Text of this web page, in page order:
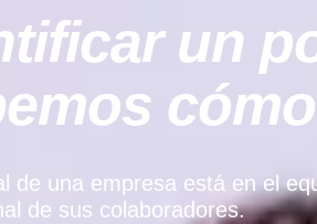
un
una empresa está en el
de sus colaboradores.